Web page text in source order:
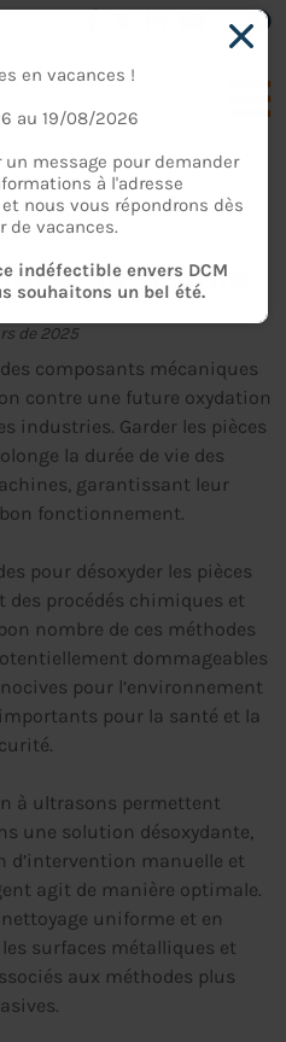
la rouille
de 2025
composants mécaniques
contre une future oxydation
industries. Garder les pièces
la durée de vie des
garantissant leur
fonctionnement.
pour désoxyder les pièces
procédés chimiques et
nombre de ces méthodes
dommageables
pour l’environnement
pour la santé et la
à ultrasons permettent
une solution désoxydante,
manuelle et
agit de manière optimale.
uniforme et en
surfaces métalliques et
aux méthodes plus
en vacances !
au 19/08/2026
message pour demander
à l'adresse
nous vous répondrons dès
de vacances.
indéfectible envers DCM
souhaitons un bel été.